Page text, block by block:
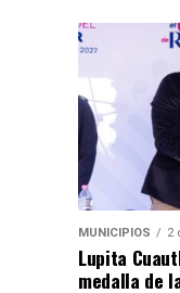
MUNICIPIOS 2
Lupita
medalla de